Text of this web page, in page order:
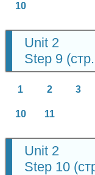
10
Unit 2
Step 9
1 2 3
10 11
Unit 2
Step 10